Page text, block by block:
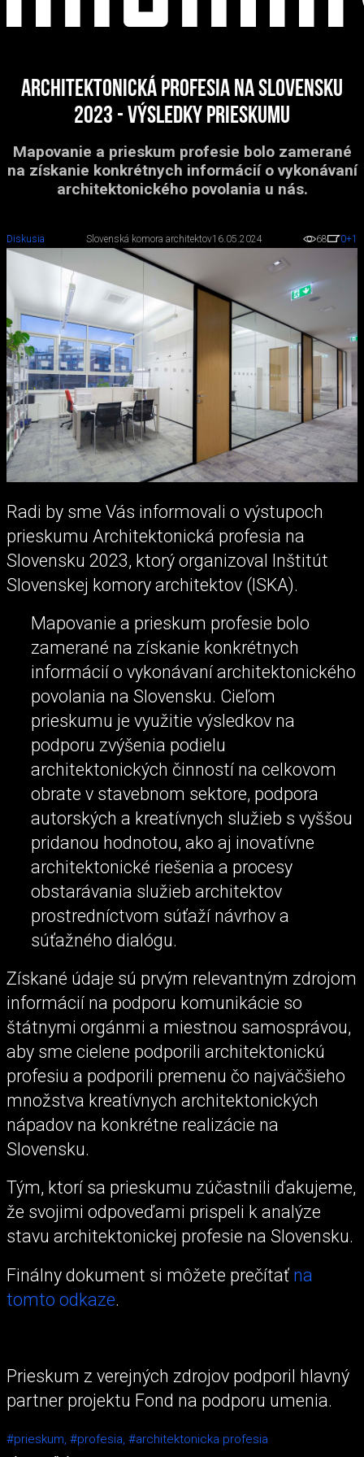
Architektonická profesia na Slovensku
2023 - výsledky prieskumu
Mapovanie a prieskum profesie bolo zamerané
na získanie konkrétnych informácií o vykonávaní
architektonického povolania u nás.
Diskusia Slovenská komora architektov16.05.2024 68 0+1
Radi by sme Vás informovali o výstupoch
prieskumu Architektonická profesia na
Slovensku 2023, ktorý organizoval Inštitút
Slovenskej komory architektov (ISKA).
Mapovanie a prieskum profesie bolo
zamerané na získanie konkrétnych
informácií o vykonávaní architektonického
povolania na Slovensku. Cieľom
prieskumu je využitie výsledkov na
podporu zvýšenia podielu
architektonických činností na celkovom
obrate v stavebnom sektore, podpora
autorských a kreatívnych služieb s vyššou
pridanou hodnotou, ako aj inovatívne
architektonické riešenia a procesy
obstarávania služieb architektov
prostredníctvom súťaží návrhov a
súťažného dialógu.
Získané údaje sú prvým relevantným zdrojom
informácií na podporu komunikácie so
štátnymi orgánmi a miestnou samosprávou,
aby sme cielene podporili architektonickú
profesiu a podporili premenu čo najväčšieho
množstva kreatívnych architektonických
nápadov na konkrétne realizácie na
Slovensku.
Tým, ktorí sa prieskumu zúčastnili ďakujeme,
že svojimi odpoveďami prispeli k analýze
stavu architektonickej profesie na Slovensku.
Finálny dokument si môžete prečítať na
tomto odkaze.
Prieskum z verejných zdrojov podporil hlavný
partner projektu Fond na podporu umenia.
#prieskum, #profesia, #architektonicka profesia